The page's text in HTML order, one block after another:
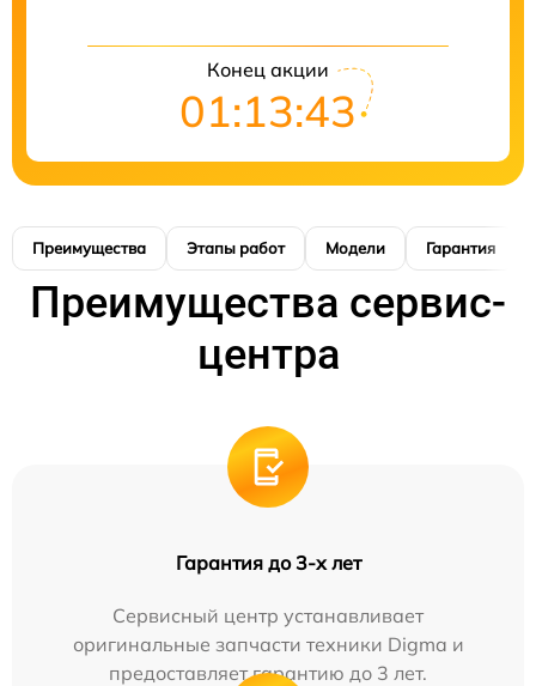
Конец акции
01:13:42
Преимущества Этапы работ Модели Гарантия
Преимущества сервис-
центра
Гарантия до 3-х лет
Сервисный центр устанавливает
оригинальные запчасти техники Digma и
предоставляет гарантию до 3 лет.